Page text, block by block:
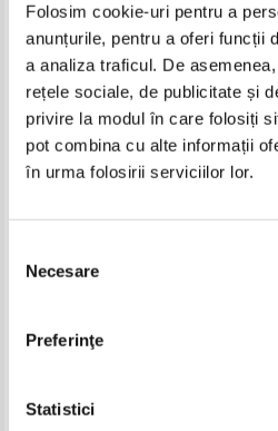
Folosim cookie-uri pentru a
anunțurile, pentru a oferi funcții
a analiza traficul. De
rețele sociale, de publicitate și
privire la modul în care folosiți
pot combina cu alte informații
în urma folosirii serviciilor lor.
consimțământului
Necesare
Preferinţe
Statistici
Rene Guenon - Criza lumii
40,00Lei 32,00
Adaugă în coș